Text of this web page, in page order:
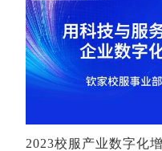
2023校服产业数字化